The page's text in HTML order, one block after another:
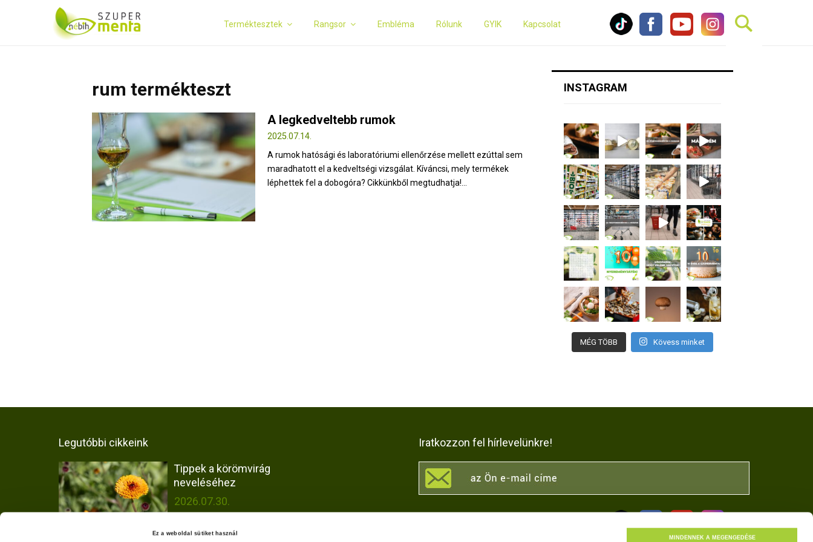
Ez a weboldal sütiket használ
MINDENNEK A MEGENGEDÉSE
Terméktesztek Rangsor Embléma Rólunk GYIK Kapcsolat
rum termékteszt
A legkedveltebb rumok
2025.07.14.
A rumok hatósági és laboratóriumi ellenőrzése mellett ezúttal sem
maradhatott el a kedveltségi vizsgálat. Kíváncsi, mely termékek
léphettek fel a dobogóra? Cikkünkből megtudhatja!...
INSTAGRAM
MÉG TÖBB Kövess minket
Legutóbbi cikkeink
Tippek a körömvirág
neveléséhez
2026.07.30.
Iratkozzon fel hírlevelünkre!